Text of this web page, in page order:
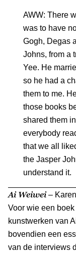
AWW: There
was to have
Gogh, Degas
Johns, from a
Yee. He
so he had a
them to me.
those books
shared them
everybody
that we all
the Jasper
understand it.
Ai Weiwei–
Voor wie een boek
kunstwerken van
bovendien een
van de interviews